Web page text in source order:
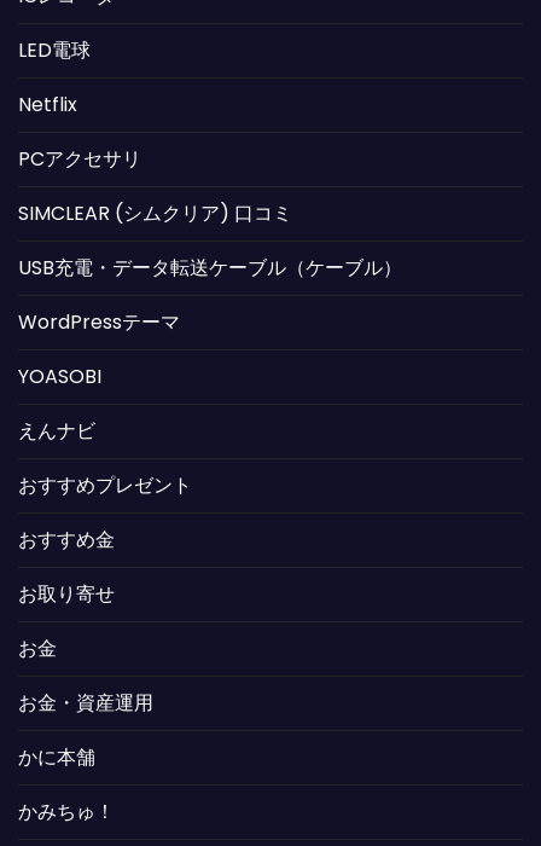
LED電球
Netflix
PCアクセサリ
SIMCLEAR (シムクリア) 口コミ
USB充電・データ転送ケーブル（ケーブル）
WordPressテーマ
YOASOBI
えんナビ
おすすめプレゼント
おすすめ金
お取り寄せ
お金
お金・資産運用
かに本舗
かみちゅ！